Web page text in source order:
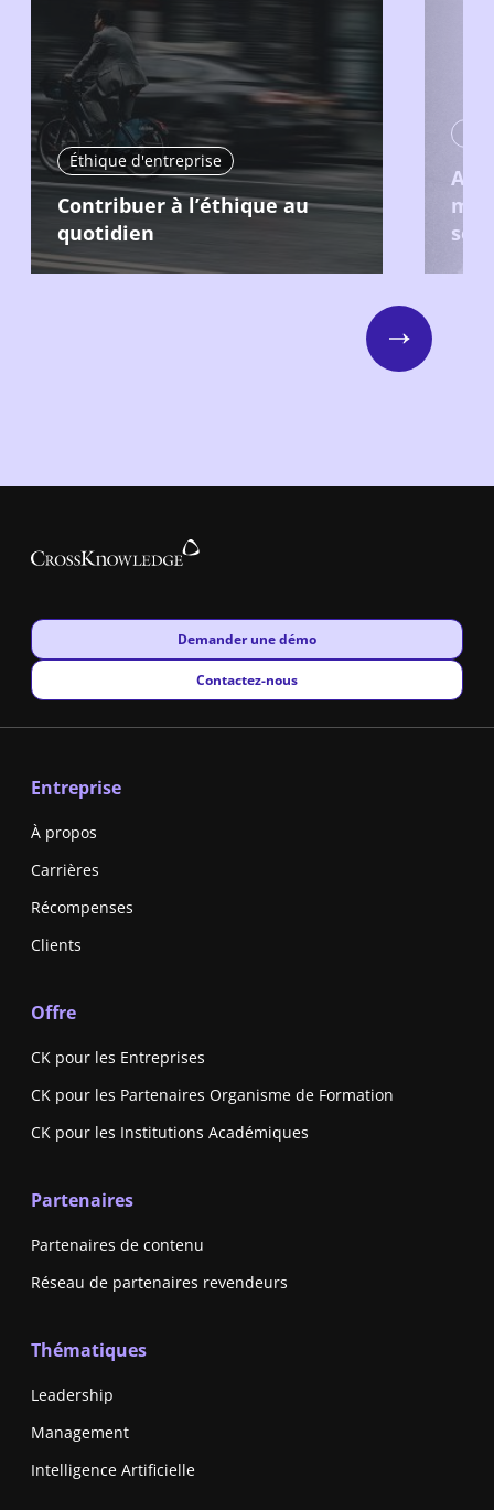
Éthique d'entreprise
Contribuer à l’éthique au
quotidien
Next
New window
Demander une démo
New window
Contactez-nous
Entreprise
À propos
Carrières
Récompenses
Clients
Offre
CK pour les Entreprises
CK pour les Partenaires Organisme de Formation
CK pour les Institutions Académiques
Partenaires
Partenaires de contenu
Réseau de partenaires revendeurs
Thématiques
Leadership
Management
Intelligence Artificielle